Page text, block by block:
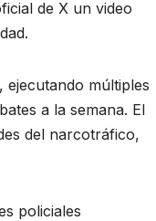
de X un video
ejecutando múltiples
a la semana. El
del narcotráfico,
policiales